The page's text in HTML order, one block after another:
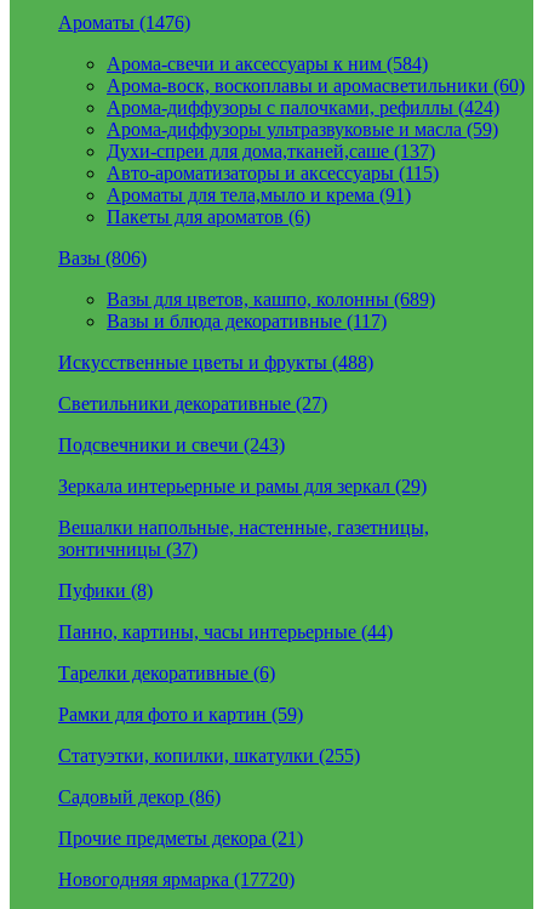
Ароматы (1476)
Арома-свечи и аксессуары к ним (584)
Арома-воск, воскоплавы и аромасветильники (60)
Арома-диффузоры с палочками, рефиллы (424)
Арома-диффузоры ультразвуковые и масла (59)
Духи-спреи для дома,тканей,саше (137)
Авто-ароматизаторы и аксессуары (115)
Ароматы для тела,мыло и крема (91)
Пакеты для ароматов (6)
Вазы (806)
Вазы для цветов, кашпо, колонны (689)
Вазы и блюда декоративные (117)
Искусственные цветы и фрукты (488)
Светильники декоративные (27)
Подсвечники и свечи (243)
Зеркала интерьерные и рамы для зеркал (29)
Вешалки напольные, настенные, газетницы,
зонтичницы (37)
Пуфики (8)
Панно, картины, часы интерьерные (44)
Тарелки декоративные (6)
Рамки для фото и картин (59)
Статуэтки, копилки, шкатулки (255)
Садовый декор (86)
Прочие предметы декора (21)
Новогодняя ярмарка (17720)